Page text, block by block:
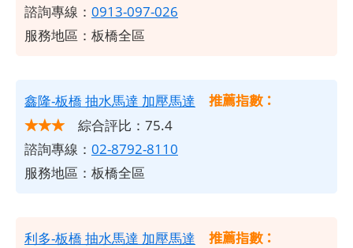
諮詢專線： 0913-097-026
服務地區：板橋全區
鑫隆-板橋 抽水馬達 加壓馬達
推薦指數：
★★★ 綜合評比：75.4
諮詢專線： 02-8792-8110
服務地區：板橋全區
利多-板橋 抽水馬達 加壓馬達
推薦指數：